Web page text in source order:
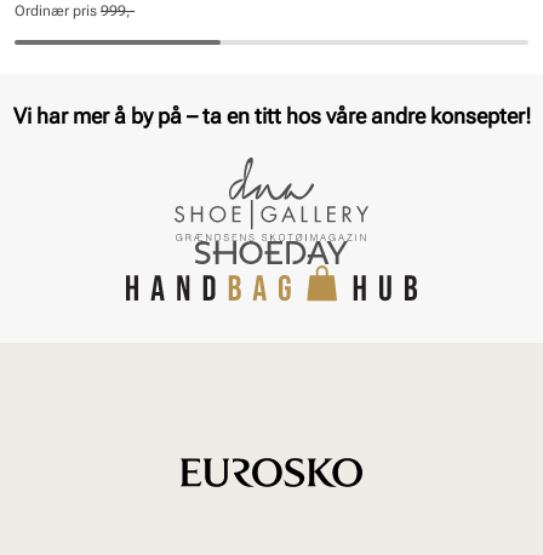
pris
Pris
pris
Pris
Ordinær pris 999,-
Vi har mer å by på – ta en titt hos våre andre konsepter!